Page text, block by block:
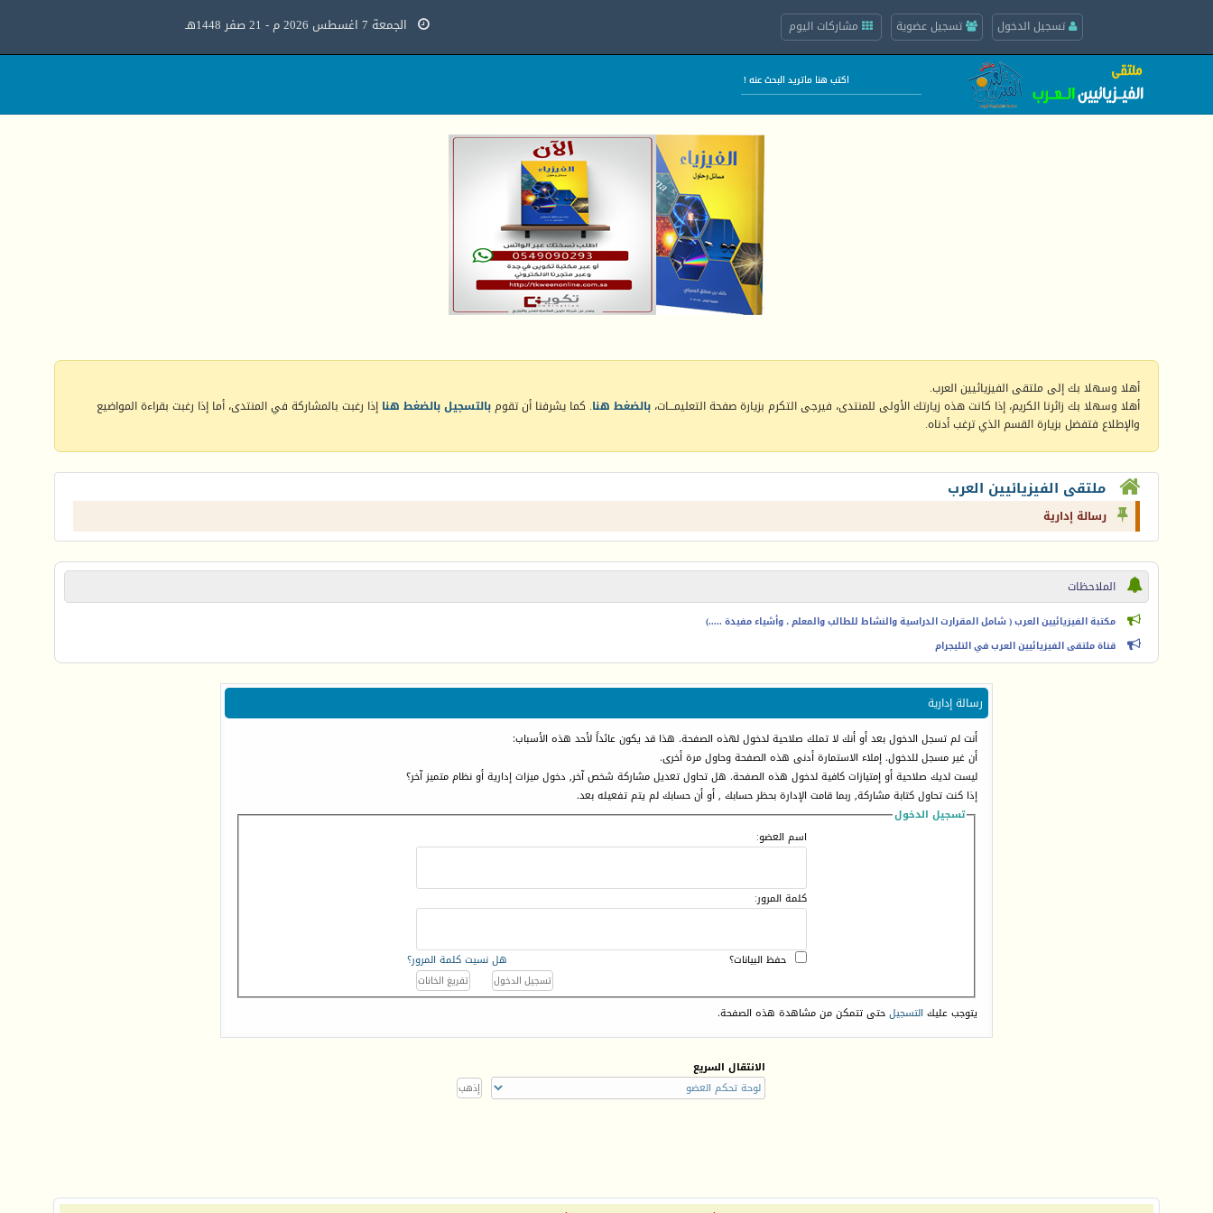
تسجيل الدخول تسجيل عضوية مشاركات اليوم الجمعة 7 اغسطس 2026 م - 21 صفر 1448هـ
أهلا وسهلا بك إلى ملتقى الفيزيائيين العرب.
أهلا وسهلا بك زائرنا الكريم، إذا كانت هذه زيارتك الأولى للمنتدى، فيرجى التكرم بزيارة صفحة التعليمـــات، بالضغط هنا. كما يشرفنا أن تقومبالتسجيل بالضغط هنا إذا رغبت بالمشاركة في المنتدى، أما إذا رغبت بقراءة المواضيع
والإطلاع فتفضل بزيارة القسم الذي ترغب أدناه.
ملتقى الفيزيائيين العرب
رسالة إدارية
الملاحظات
مكتبة الفيزيائيين العرب ( شامل المقرارت الدراسية والنشاط للطالب والمعلم ، وأشياء مفيدة .....)
قناة ملتقى الفيزيائيين العرب في التليجرام
رسالة إدارية
أنت لم تسجل الدخول بعد أو أنك لا تملك صلاحية لدخول لهذه الصفحة. هذا قد يكون عائداً لأحد هذه الأسباب:
أن غير مسجل للدخول. إملاء الاستمارة أدنى هذه الصفحة وحاول مرة أخرى.
ليست لديك صلاحية أو إمتيازات كافية لدخول هذه الصفحة. هل تحاول تعديل مشاركة شخص آخر, دخول ميزات إدارية أو نظام متميز آخر؟
إذا كنت تحاول كتابة مشاركة, ربما قامت الإدارة بحظر حسابك , أو أن حسابك لم يتم تفعيله بعد.
تسجيل الدخول
اسم العضو:
كلمة المرور:
هل نسيت كلمة المرور؟ حفظ البيانات؟
يتوجب عليك التسجيلحتى تتمكن من مشاهدة هذه الصفحة.
الانتقال السريع